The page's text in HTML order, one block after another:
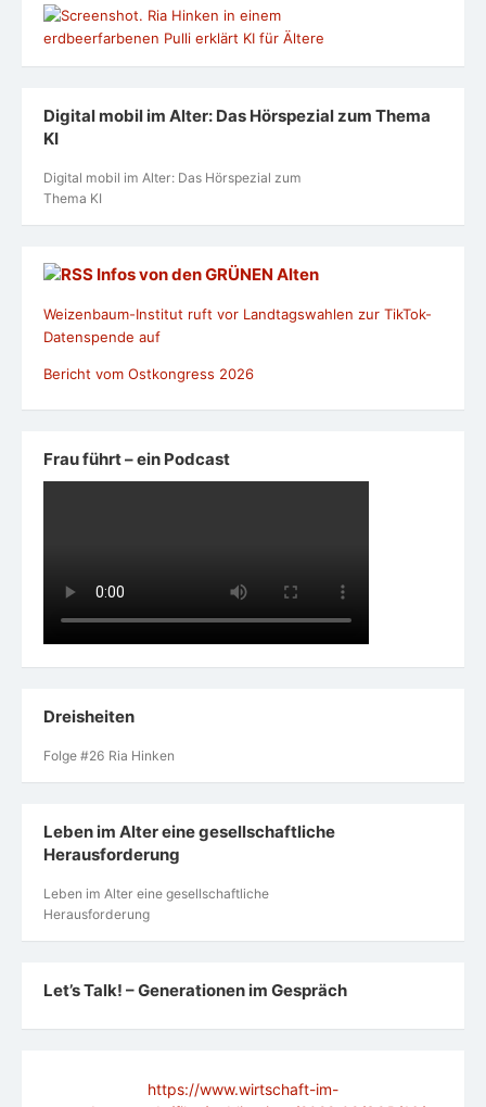
Digital mobil im Alter: Das Hörspezial zum Thema
KI
Digital mobil im Alter: Das Hörspezial zum
Thema KI
Infos von den GRÜNEN Alten
Weizenbaum-Institut ruft vor Landtagswahlen zur TikTok-
Datenspende auf
Bericht vom Ostkongress 2026
Frau führt – ein Podcast
Dreisheiten
Folge #26 Ria Hinken
Leben im Alter eine gesellschaftliche
Herausforderung
Leben im Alter eine gesellschaftliche
Herausforderung
Let’s Talk! – Generationen im Gespräch
https://www.wirtschaft-im-